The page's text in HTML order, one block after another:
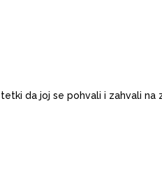
da joj se pohvali i zahvali na